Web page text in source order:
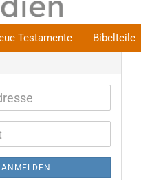
Testamente Bibelteile
ANMELDEN